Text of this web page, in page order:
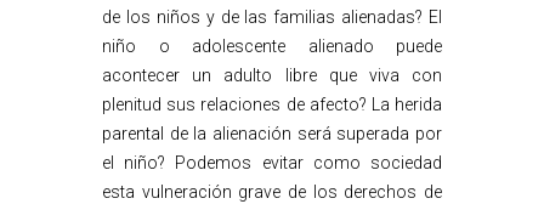
de los niños y de las familias alienadas? El
niño o adolescente alienado puede
acontecer un adulto libre que viva con
plenitud sus relaciones de afecto? La herida
parental de la alienación será superada por
el niño? Podemos evitar como sociedad
esta vulneración grave de los derechos de